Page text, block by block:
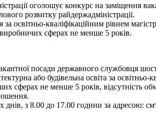
оголошує конкурс на заміщення
розвитку райдержадміністрації.
освітньо-кваліфікаційним рівнем
сферах не менше 5 років.
посади державного службовця
або будівельна освіта за освітньо-
сферах не менше 5 років, відсутність
днів, з 8.00 до 17.00 години за адресою: